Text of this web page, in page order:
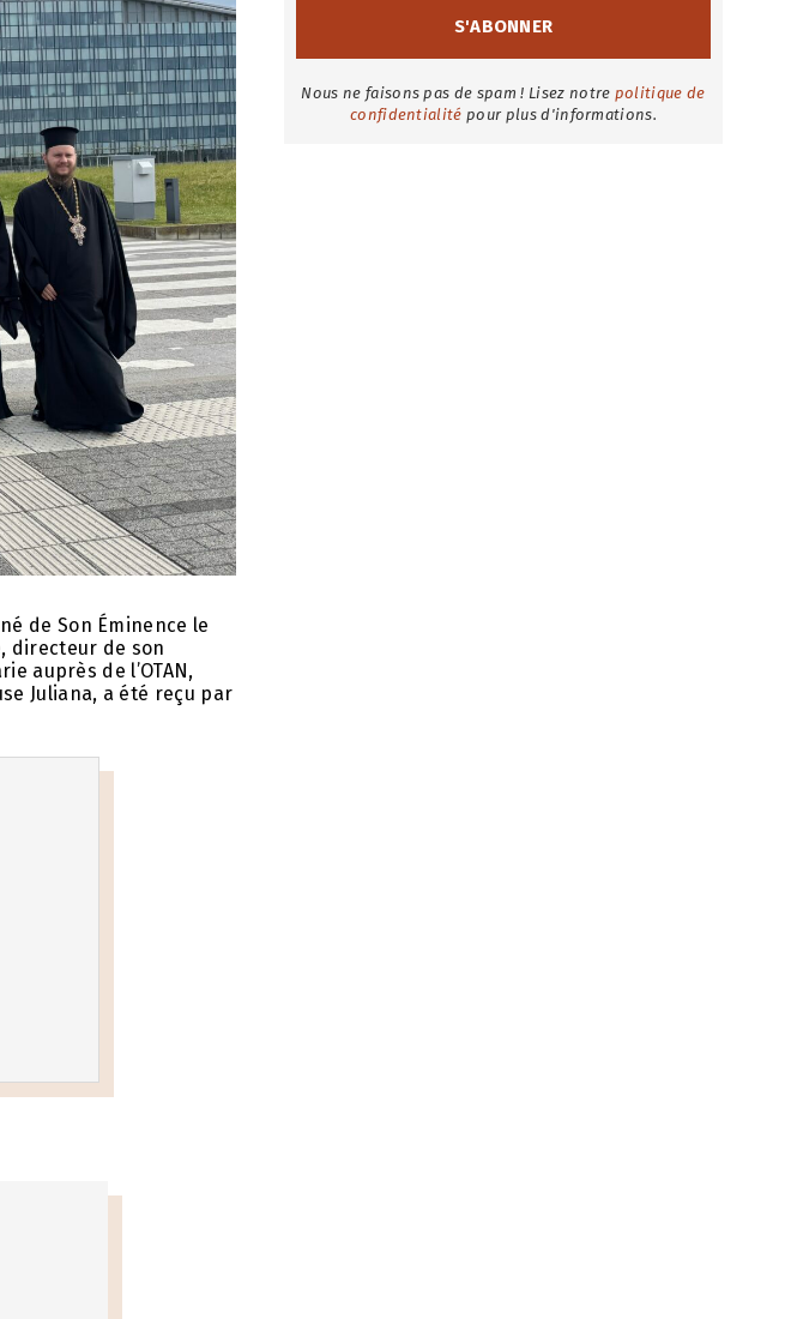
de Son Éminence le
directeur de son
auprès de l’OTAN,
Juliana, a été reçu par
Nous ne faisons pas de spam ! Lisez notre politique de
confidentialité pour plus d'informations.